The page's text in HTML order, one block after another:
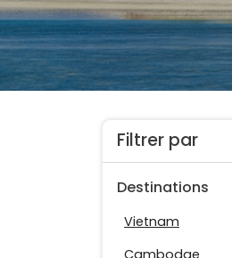
Filtrer par
Destinations
Vietnam